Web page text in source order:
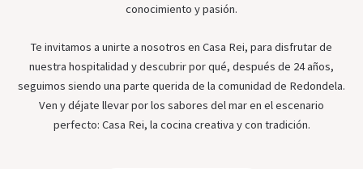
conocimiento y pasión.
Te invitamos a unirte a nosotros en Casa Rei, para disfrutar de
nuestra hospitalidad y descubrir por qué, después de 24 años,
seguimos siendo una parte querida de la comunidad de Redondela.
Ven y déjate llevar por los sabores del mar en el escenario
perfecto: Casa Rei, la cocina creativa y con tradición.